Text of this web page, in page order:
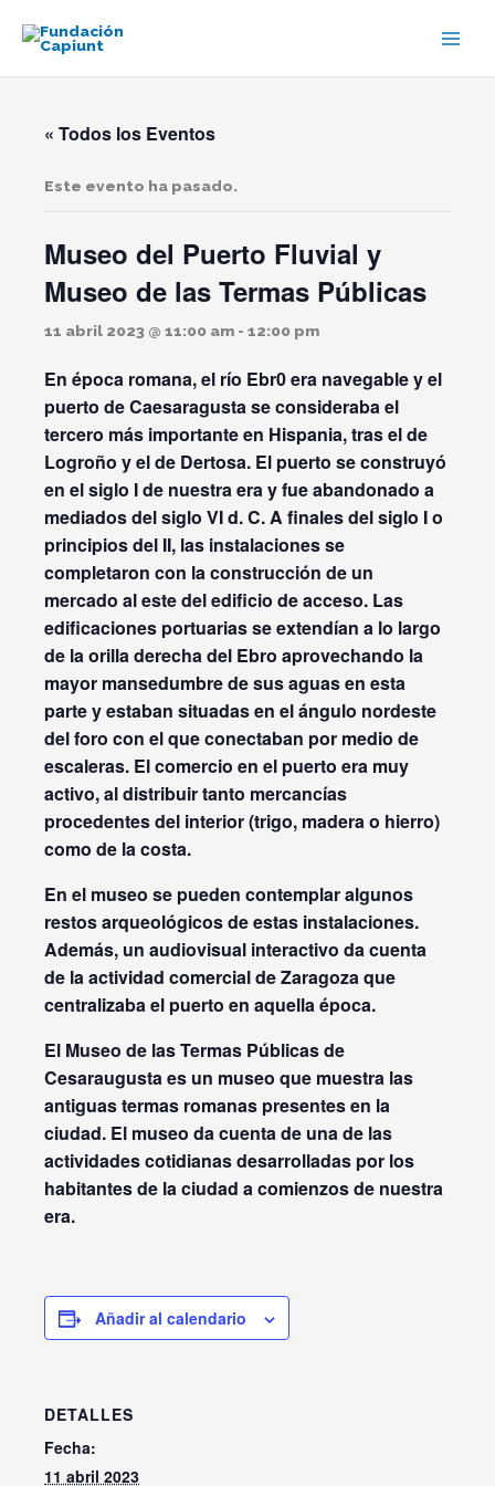
contenido
« Todos los Eventos
Este evento ha pasado.
Museo del Puerto Fluvial y
Museo de las Termas Públicas
11 abril 2023 @ 11:00 am - 12:00 pm
En época romana, el río Ebr0 era navegable y el
puerto de Caesaragusta se consideraba el
tercero más importante en Hispania, tras el de
Logroño y el de Dertosa. El puerto se construyó
en el siglo I de nuestra era y fue abandonado a
mediados del siglo VI d. C. A finales del siglo I o
principios del II, las instalaciones se
completaron con la construcción de un
mercado al este del edificio de acceso. Las
edificaciones portuarias se extendían a lo largo
de la orilla derecha del Ebro aprovechando la
mayor mansedumbre de sus aguas en esta
parte y estaban situadas en el ángulo nordeste
del foro con el que conectaban por medio de
escaleras. El comercio en el puerto era muy
activo, al distribuir tanto mercancías
procedentes del interior (trigo, madera o hierro)
como de la costa.
En el museo se pueden contemplar algunos
restos arqueológicos de estas instalaciones.
Además, un audiovisual interactivo da cuenta
de la actividad comercial de Zaragoza que
centralizaba el puerto en aquella época.
El Museo de las Termas Públicas de
Cesaraugusta es un museo que muestra las
antiguas termas romanas presentes en la
ciudad. El museo da cuenta de una de las
actividades cotidianas desarrolladas por los
habitantes de la ciudad a comienzos de nuestra
era.
Añadir al calendario
DETALLES
Fecha:
11 abril 2023